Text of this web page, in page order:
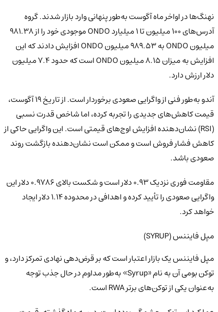
نهنگ‌ها در اواخر ماه آگوست به‌طور پنهانی وارد بازار شدند. گروه
آدرس‌های ۱۰۰ میلیون تا ۱ میلیارد ONDO موجودی خود را از ۹۸۱.۳۸
میلیون ONDO به ۹۸۹.۵۳ میلیون ONDO افزایش دادند که این
افزایش به میزان ۸.۱۵ میلیون ONDO است که حدود ۷.۴ میلیون
دلار ارزش دارد.
آندو به‌طور فنی از واگرایی صعودی برخوردار است. از تاریخ ۱۹ آگوست،
قیمت کاهش‌های جدیدی را تجربه کرده، اما شاخص قدرت نسبی
(RSI) نشان‌دهنده افزایش اوج‌های قیمتی است. این واگرایی حاکی از
کاهش فشار فروش است و ممکن است نشان‌دهنده بازگشت روند
صعودی باشد.
مقاومت فوری نزدیک ۰.۹۳ دلار است و شکست بالای ۰.۹۷۸۶ دلار این
واگرایی صعودی را تأیید کرده و اهدافی در محدوده ۱.۱۴ دلار ایجاد
خواهد کرد.
مپل فایننس (SYRUP)
مپل فایننس یک بازار اعتبار است که بر قرض‌دهی نهادی تمرکز دارد، و
توکن بومی آن به نام «Syrup» به‌طور مداوم در حال جذب توجه
به‌عنوان یکی از توکن‌های برتر RWA است.